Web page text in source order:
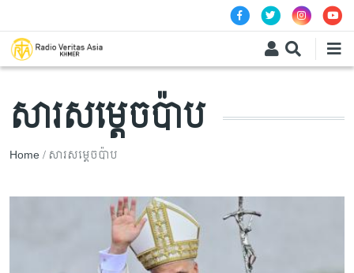
សារសម្តេចប៉ាប
Breadcrumb
Home សារសម្តេចប៉ាប